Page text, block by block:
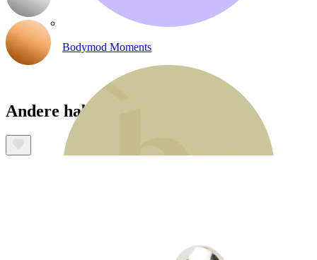
Bodymod Moments
Andere haben ebenfalls gekauft